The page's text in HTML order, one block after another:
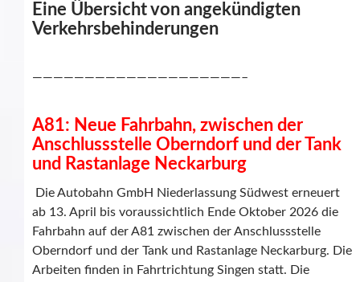
Eine Übersicht von angekündigten
Verkehrsbehinderungen
————————————————————–
A81: Neue Fahrbahn, zwischen der
Anschlussstelle Oberndorf und der Tank
und Rastanlage Neckarburg
Die Autobahn GmbH Niederlassung Südwest erneuert
ab 13. April bis voraussichtlich Ende Oktober 2026 die
Fahrbahn auf der A81 zwischen der Anschlussstelle
Oberndorf und der Tank und Rastanlage Neckarburg. Die
Arbeiten finden in Fahrtrichtung Singen statt. Die